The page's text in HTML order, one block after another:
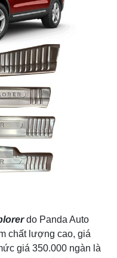
do Panda Auto
chất lượng cao, giá
giá 350.000 ngàn là